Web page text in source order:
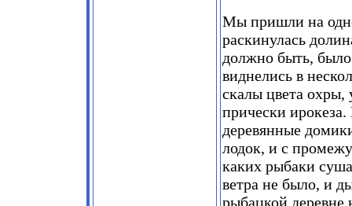
Мы пришли на
раскинулась
должно быть,
виднелись в
скалы цвета охры,
прически
деревянные
лодок, и с
каких рыбаки
ветра не было, и
рыбацкой деревне